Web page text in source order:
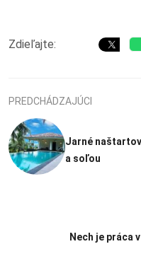
Zdieľajte:
PREDCHÁDZAJÚCI
Jarné
a soľou
Nech je práca